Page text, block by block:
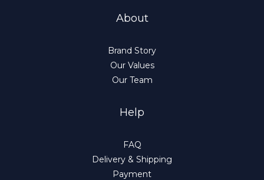
About
Brand Story
Our Values
Our Team
Help
FAQ
Delivery & Shipping
Payment